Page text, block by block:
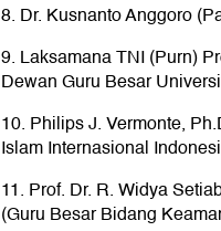
8. Dr. Kusnanto Anggoro
9. Laksamana TNI (Purn)
Dewan Guru Besar
10. Philips J. Vermonte,
Islam Internasional
11. Prof. Dr. R. Widya
(Guru Besar Bidang